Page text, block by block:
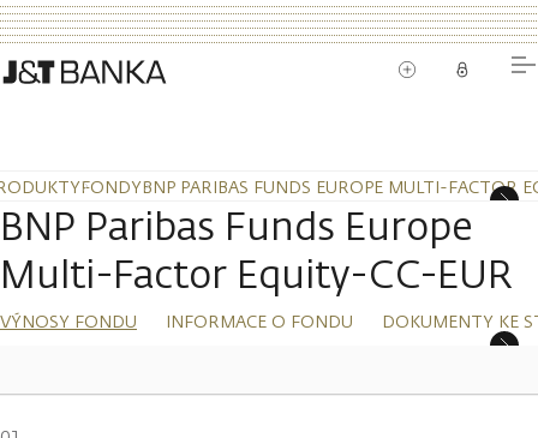
FONDYBNP PARIBAS FUNDS EUROPE MULTI-FACTOR
BNP Paribas Funds Europe
Multi-Factor Equity-CC-EUR
VÝNOSY FONDU INFORMACE O FONDU DOKUMENTY KE